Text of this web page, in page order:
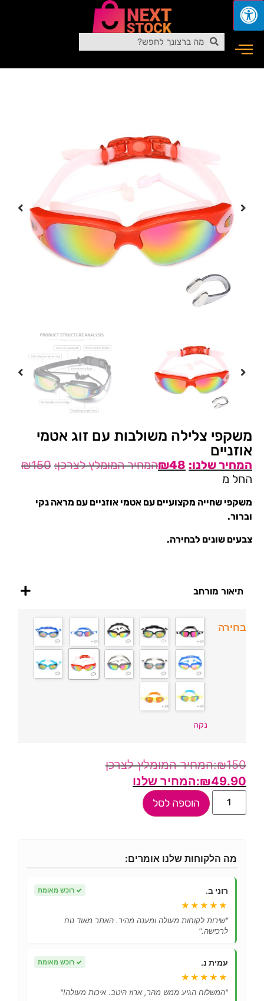
משקפי צלילה משולבות עם זוג אטמי
אוזניים
₪150 ₪48
החל מ
משקפי שחייה מקצועיים עם אטמי אוזניים עם מראה נקי
וברור.
צבעים שונים לבחירה.
תיאור מורחב
בחירה
נקה
₪150
₪49.90
הוספה לסל
מה הלקוחות שלנו אומרים:
רוני ב. ✓ רוכש מאומת
★★★★★
"שירות לקוחות מעולה ומענה מהיר. האתר מאוד נוח
לרכישה."
עמית נ. ✓ רוכש מאומת
★★★★★
"המשלוח הגיע ממש מהר, ארוז היטב. איכות מעולה!"